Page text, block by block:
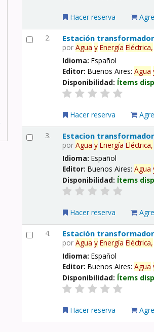
Hacer reserva
2. Estación
porAgua y Energía Eléctrica,
Idioma:Español
Editor:Buenos Aires:Agua
Disponibilidad: Ítems
Hacer reserva
3. Estacion
porAgua y Energía Eléctrica,
Idioma:Español
Editor:Buenos Aires:Agua
Disponibilidad: Ítems
Hacer reserva
4. Estación
porAgua y Energía Eléctrica,
Idioma:Español
Editor:Buenos Aires:Agua
Disponibilidad: Ítems
Hacer reserva